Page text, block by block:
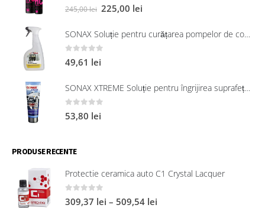
245,00lei 225,00 lei
SONAX Soluție pentru curățarea pompelor de combustibil, 750 ml
out of 5
49,61 lei
SONAX XTREME Soluție pentru îngrijirea suprafețelor exterioare din plastic 250 ml
out of 5
53,80 lei
PRODUSE RECENTE
Protectie ceramica auto C1 Crystal Lacquer
out of 5
309,37 lei – 509,54 lei